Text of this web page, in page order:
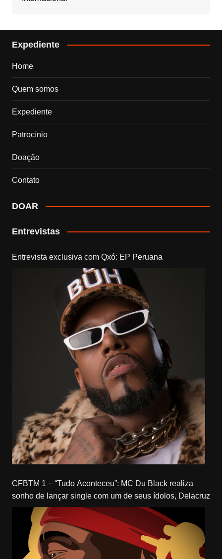
Expediente
Home
Quem somos
Expediente
Patrocínio
Doação
Contato
DOAR
Entrevistas
Entrevista exclusiva com Qxó: EP Peruana
CFBTM 1 – “Tudo Aconteceu”: MC Du Black realiza
sonho de lançar single com um de seus ídolos, Delacruz